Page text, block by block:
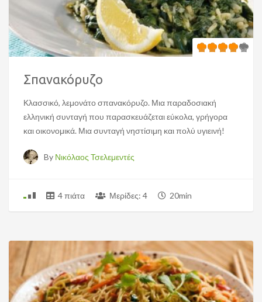
Σπανακόρυζο
Κλασσικό, λεμονάτο σπανακόρυζο. Μια παραδοσιακή
ελληνική συνταγή που παρασκευάζεται εύκολα, γρήγορα
και οικονομικά. Μια συνταγή νηστίσιμη και πολύ υγιεινή!
By Νικόλαος Τσελεμεντές
4 πιάτα Μερίδες: 4 20min